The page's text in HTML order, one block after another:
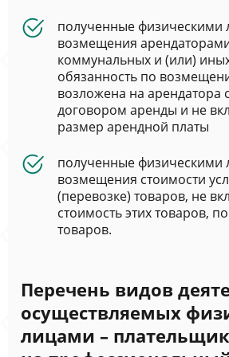
полученные
возмещения
коммунальных и (или) иных
обязанность по
возложена на арендатора
договором аренды и не
размер арендной платы
полученные
возмещения стоимости
(перевозке) товаров, не
стоимость этих товаров,
товаров.
Перечень видов
осуществляемых
лицами –